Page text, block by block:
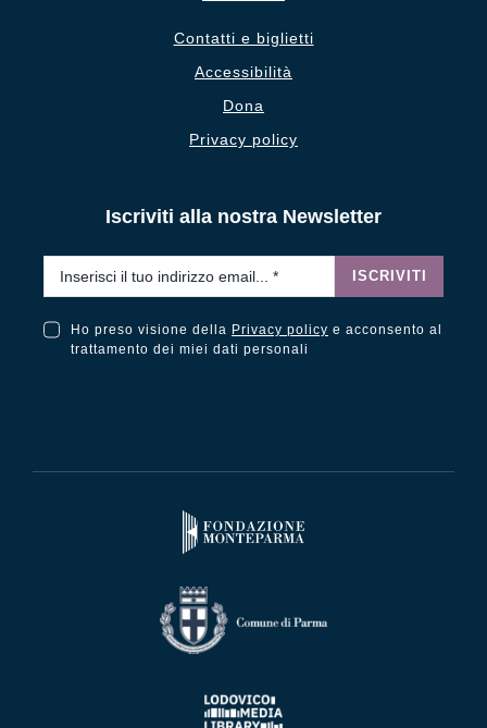
Contatti e biglietti
Accessibilità
Dona
Privacy policy
Iscriviti alla nostra Newsletter
ISCRIVITI
Ho preso visione della Privacy policy e acconsento al
trattamento dei miei dati personali